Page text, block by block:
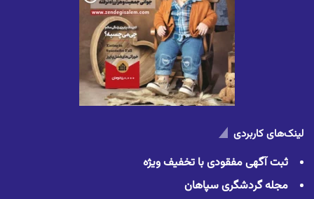
لینک‌های کاربردی
ثبت آگهی مفقودی با تخفیف ویژه
مجله گردشگری سپاهان